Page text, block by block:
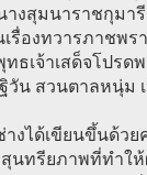
งสุมนาราชกุมารี
รื่องทวารภาชพ
ธเจ้าเสด็จโปรด
วัน สวนตาลหนุ่ม
งได้เขียนขึ้นด้ว
สุนทรียภาพที่ทำ